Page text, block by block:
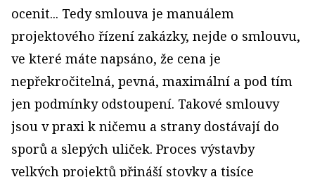
ocenit... Tedy smlouva je manuálem
projektového řízení zakázky, nejde o smlouvu,
ve které máte napsáno, že cena je
nepřekročitelná, pevná, maximální a pod tím
jen podmínky odstoupení. Takové smlouvy
jsou v praxi k ničemu a strany dostávají do
sporů a slepých uliček. Proces výstavby
velkých projektů přináší stovky a tisíce